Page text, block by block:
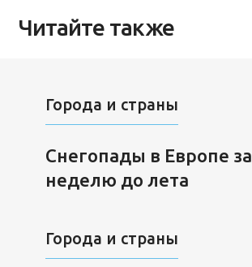
Читайте также
Города и страны
Снегопады в Европе за
неделю до лета
Города и страны